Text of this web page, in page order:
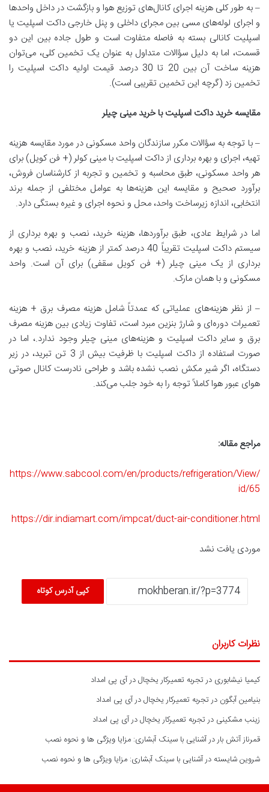
– به طور کلی هزینه اجرای کانال‌های توزیع هوا و بازگشت در داخل واحدها
و اجرای لوله‌های مسی بین مجرای داخلی و پنل خارجی داکت اسپلیت یا
اسپلیت کانالی بسته به فاصله متفاوت است و طول جاده بین این دو
قسمت، اما به دلیل سؤالات متداول به عنوان یک تخمین کلی، می‌توان
هزینه ساخت آن بین 20 تا 30 درصد قیمت اولیه داکت اسپلیت را
تخمین زد (گرچه این تخمین تقریبی است).
مقایسه خرید داکت اسپلیت با خرید مینی چیلر
– با توجه به سؤالات مکرر سازندگان واحد مسکونی در مورد مقایسه هزینه
تهیه، اجرای و بهره برداری از داکت اسپلیت با مینی کولر (+ فن کویل) برای
هر واحد مسکونی، طبق محاسبه و تخمین و تجربه از کارشناسان فروش،
برآورد صحیح و مقایسه این هزینه‌ها به عوامل مختلفی از جمله برند
انتخابی، اندازه زیرساخت واحد، محل و نحوه اجرای و غیره بستگی دارد.
اما در شرایط عادی، طبق برآوردها، هزینه خرید، نصب و بهره برداری از
سیستم داکت اسپلیت تقریباً 40 درصد کمتر از هزینه خرید، نصب و بهره
برداری از یک مینی چیلر (+ فن کویل سقفی) برای آن است. واحد
مسکونی و با همان مارک.
– از نظر هزینه‌های عملیاتی که عمدتاً شامل هزینه مصرف برق + هزینه
تعمیرات دوره‌ای و شارژ بنزین مبرد است، تفاوت زیادی بین هزینه مصرف
برق و سایر داکت اسپلیت و هزینه‌های مینی چیلر وجود ندارد.، اما در
صورت استفاده از داکت اسپلیت با ظرفیت بیش از 3 تن تبرید، در زیر
دستگاه، اگر شیر مکش نصب نشده باشد و طراحی نادرست کانال صوتی
هوای عبور هوا کاملاً توجه را به خود جلب می‌کند.
مراجع مقاله:
https://www.sabcool.com/en/products/refrigeration/View/
id/65
https://dir.indiamart.com/impcat/duct-air-conditioner.html
موردی یافت نشد
کپی آدرس کوتاه
نظرات کاربران
کیمیا نیشابوری درتجربه تعمیرکار یخچال در آی پی امداد
بنیامین آبگون درتجربه تعمیرکار یخچال در آی پی امداد
زینب مشکینی درتجربه تعمیرکار یخچال در آی پی امداد
قمرناز آتش باردرآشنایی با سینک آبشاری: مزایا ویژگی ها و نحوه نصب
شروین شایسته درآشنایی با سینک آبشاری: مزایا ویژگی ها و نحوه نصب